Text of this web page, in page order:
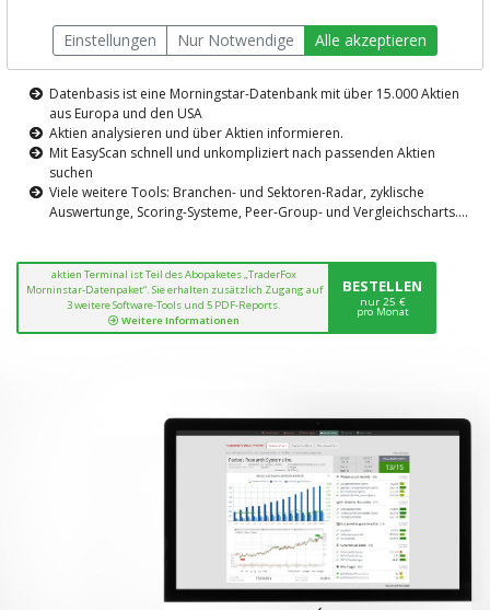
Die Aktienanalyse-Plattform von
TraderFox
Datenbasis ist eine Morningstar-Datenbank mit über 15.000 Aktien
aus Europa und den USA
Aktien analysieren und über Aktien informieren.
Mit EasyScan schnell und unkompliziert nach passenden Aktien
suchen
Viele weitere Tools: Branchen- und Sektoren-Radar, zyklische
Auswertunge, Scoring-Systeme, Peer-Group- und Vergleichscharts....
aktien Terminal ist Teil des Abopaketes „TraderFox
Morninstar-Datenpaket“. Sie erhalten zusätzlich Zugang auf
3 weitere Software-Tools und 5 PDF-Reports.
Weitere Informationen
BESTELLEN
nur 25 €
pro Monat
Einstellungen Nur Notwendige Alle akzeptieren